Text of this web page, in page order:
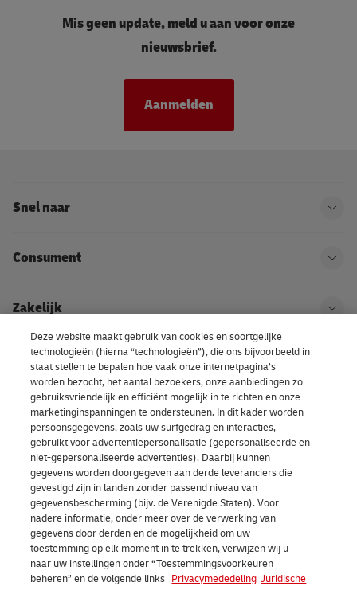
Mis geen update, meld u aan voor onze
nieuwsbrief.
Aanmelden
Snel naar
Consument
Zakelijk
Kom bij DHL
Over ons | DHL eCommerce
Cookievoorkeuren
Facebook
LinkedInYoutubeInstagram
TikTok
Deze website maakt gebruik van cookies en soortgelijke
technologieën (hierna “technologieën”), die ons bijvoorbeeld in
staat stellen te bepalen hoe vaak onze internetpagina’s
worden bezocht, het aantal bezoekers, onze aanbiedingen zo
gebruiksvriendelijk en efficiënt mogelijk in te richten en onze
marketinginspanningen te ondersteunen. In dit kader worden
persoonsgegevens, zoals uw surfgedrag en interacties,
gebruikt voor advertentiepersonalisatie (gepersonaliseerde en
niet-gepersonaliseerde advertenties). Daarbij kunnen
gegevens worden doorgegeven aan derde leveranciers die
gevestigd zijn in landen zonder passend niveau van
gegevensbescherming (bijv. de Verenigde Staten). Voor
nadere informatie, onder meer over de verwerking van
gegevens door derden en de mogelijkheid om uw
toestemming op elk moment in te trekken, verwijzen wij u
naar uw instellingen onder “Toestemmingsvoorkeuren
beheren” en de volgende links Privacymededeling Juridische